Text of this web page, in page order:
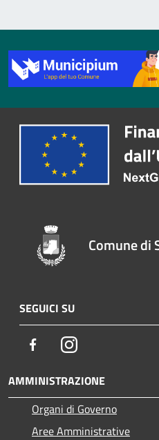
Comune di
SEGUICI SU
FacebookInstagram
AMMINISTRAZIONE
Organi di Governo
Aree Amministrative